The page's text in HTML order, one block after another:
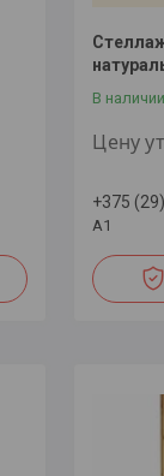
В наличии
Цену
+375
А1